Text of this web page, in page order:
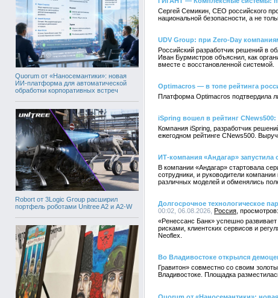
Quorum от «Наносемантики»: новая
ИИ-платформа для автоматической
обработки корпоративных встреч
Robort от 3Logic Group расширил
портфель роботами Unitree A2 и A2-W
Сергей Семикин, СЕО российского
национальной безопасности, а не
UDV Group: при Zero-Day
Российский разработчик решений в
Иван Бурмистров объяснил, как
вместе с восстановленной системой.
Optimacros — в топе рейтинга
Платформа Optimacros подтвердила
iSpring вошел в рейтинг
Компания iSpring, разработчик
ежегодном рейтинге CNews500.
ИТ-компания «Андагар»
В компании «Андагар» стартовала
сотрудники, и руководители
различных моделей и обменялись
Долгосрочное технологическое
00:02, 06.08.2026, Россия
«Ренессанс Банк» успешно
рисками, клиентских сервисов и
Neoflex.
Во Владивостоке открылся
Гравитон» совместно со своим
Владивостоке. Площадка